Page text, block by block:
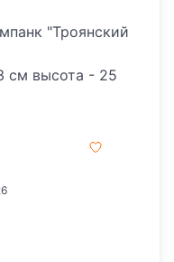
"Троянский
см высота - 25